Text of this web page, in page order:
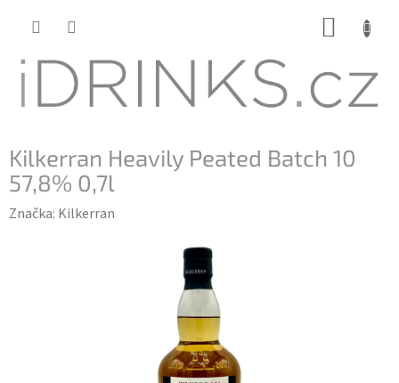
Kilkerran Heavily Peated Batch 10
57,8% 0,7l
Značka: Kilkerran